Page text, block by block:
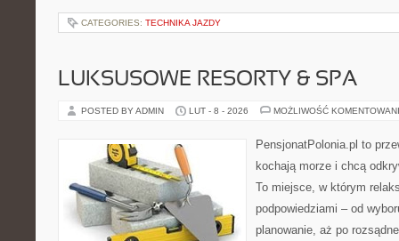
CATEGORIES: TECHNIKA JAZDY
LUKSUSOWE RESORTY & SPA
POSTED BY ADMIN LUT - 8 - 2026 MOŻLIWOŚĆ
PensjonatPolonia.pl to
kochają morze i chcą
To miejsce, w którym
podpowiedziami – od
planowanie, aż po